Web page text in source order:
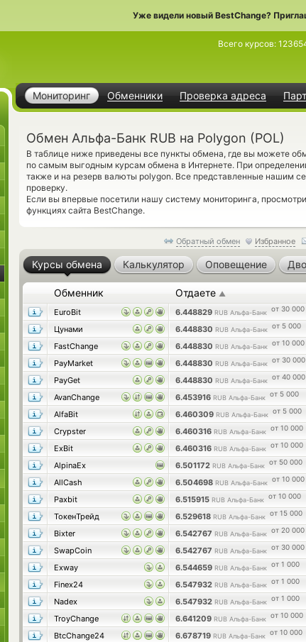
Уже видели новый BestChange?
Мониторинг Обменники Проверка адреса
Всего курсов:
Обмен Альфа-Банк RUB на Polygon (POL)
В таблице ниже приведены все пункты обмена, где вы можете
по самым выгодным курсам обмена в Интернете. При
также и на резерв валюты polygon. Все представленные нашим
проверку.
Если вы впервые посетили нашу систему мониторинга,
функциях сайта BestChange.
Обратный обмен Избранное
Курсы обмена Калькулятор Оповещение
Обменник Отдаете ▲
EuroBit 6.448829 RUB Альфа-Банк от 30 000
Цунами 6.448830 RUB Альфа-Банк от 5 000
FastChange 6.448830 RUB Альфа-Банк от 10 000
PayMarket 6.448830 RUB Альфа-Банк от 30 000
PayGet 6.448830 RUB Альфа-Банк от 40 000
AvanChange 6.453916 RUB Альфа-Банк от 5 000
AlfaBit 6.460309 RUB Альфа-Банк от 5 000
Crypster 6.460316 RUB Альфа-Банк от 10 000
ExBit 6.460316 RUB Альфа-Банк от 10 000
AlpinaEx 6.501172 RUB Альфа-Банк от 50 000
AllCash 6.504698 RUB Альфа-Банк от 10 000
Paxbit 6.515915 RUB Альфа-Банк от 10 000
ТокенТрейд 6.529618 RUB Альфа-Банк от 15 000
Bixter 6.542767 RUB Альфа-Банк от 20 000
SwapCoin 6.542767 RUB Альфа-Банк от 30 000
Exway 6.544659 RUB Альфа-Банк от 1 000
Finex24 6.547932 RUB Альфа-Банк от 1 000
Nadex 6.547932 RUB Альфа-Банк от 1 000
TroyChange 6.641209 RUB Альфа-Банк от 10 000
BtcChange24 6.678719 RUB Альфа-Банк от 10 000